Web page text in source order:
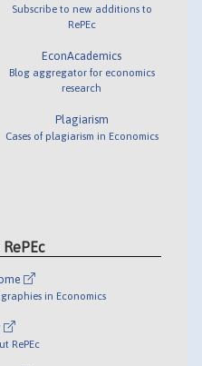
Subscribe to new additions to
RePEc
EconAcademics
Blog aggregator for economics
research
Plagiarism
Cases of plagiarism in Economics
in Economics
RePEc